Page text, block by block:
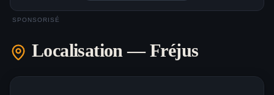
SPONSORISÉ
Localisation —Fréjus